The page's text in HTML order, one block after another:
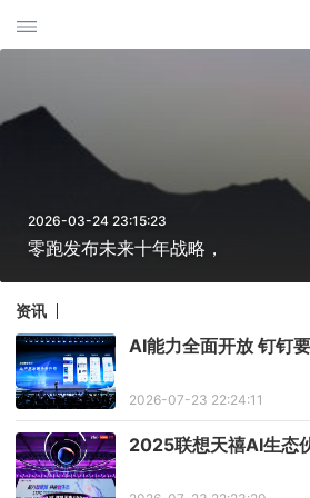
2026-03-24 23:15:23
零跑发布未来十年战略，
资讯
AI能力全面开放 钉钉
2026-07-23 22:24:11
2025联想天禧AI生态